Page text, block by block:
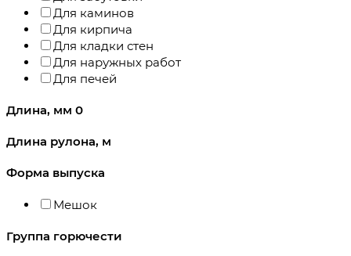
Для каминов
Для кирпича
Для кладки стен
Для наружных работ
Для печей
Длина, мм 0
Длина рулона, м
Форма выпуска
Мешок
Группа горючести